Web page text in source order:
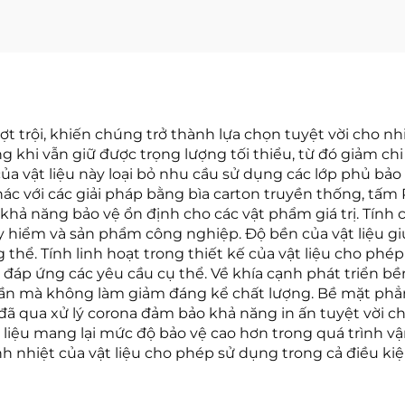
trội, khiến chúng trở thành lựa chọn tuyệt vời cho
khi vẫn giữ được trọng lượng tối thiểu, từ đó giảm
vật liệu này loại bỏ nhu cầu sử dụng các lớp phủ
với các giải pháp bằng bìa carton truyền thống,
năng bảo vệ ổn định cho các vật phẩm giá trị.
và sản phẩm công nghiệp. Độ bền của vật liệu
Tính linh hoạt trong thiết kế của vật liệu cho
ứng các yêu cầu cụ thể. Về khía cạnh phát triển
mà không làm giảm đáng kể chất lượng. Bề mặt
qua xử lý corona đảm bảo khả năng in ấn tuyệt vời
mang lại mức độ bảo vệ cao hơn trong quá trình
nhiệt của vật liệu cho phép sử dụng trong cả điều